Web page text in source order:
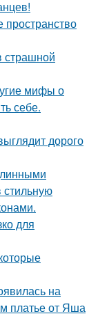
страшной
мифы о
себе.
дорого
для
на
платье от Яша